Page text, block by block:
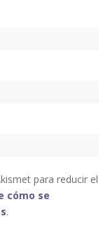
para reducir el
cómo se
.